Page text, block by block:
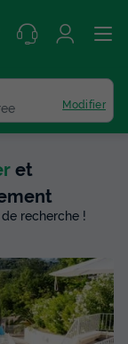
Modifier
et
recherche !